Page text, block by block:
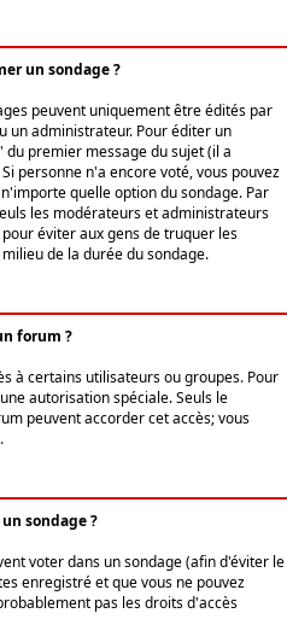
un sondage ?
peuvent uniquement être édités par
un administrateur. Pour éditer un
premier message du sujet (il a
personne n'a encore voté, vous pouvez
quelle option du sondage. Par
les modérateurs et administrateurs
éviter aux gens de truquer les
de la durée du sondage.
forum ?
à certains utilisateurs ou groupes. Pour
autorisation spéciale. Seuls le
peuvent accorder cet accès; vous
sondage ?
voter dans un sondage (afin d'éviter le
enregistré et que vous ne pouvez
pas les droits d'accès